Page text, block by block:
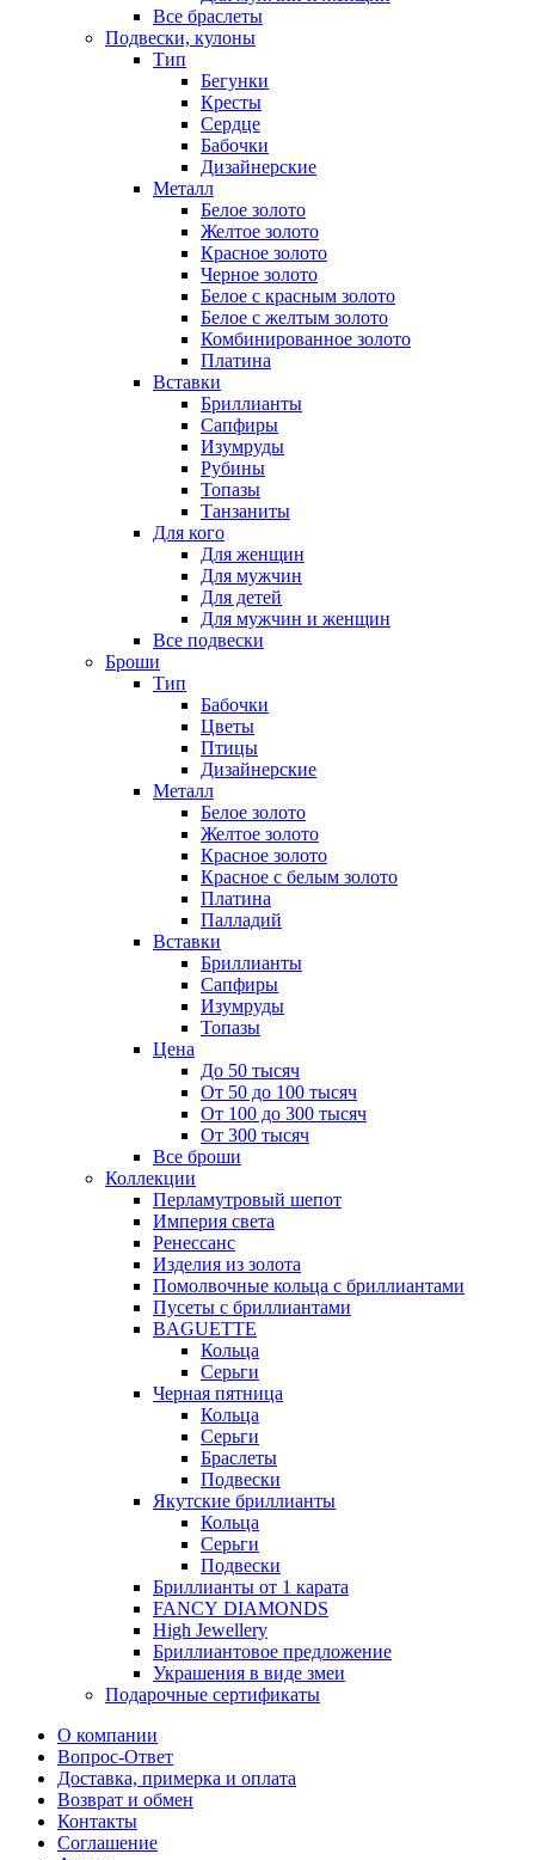
Все браслеты
Подвески, кулоны
Тип
Бегунки
Кресты
Сердце
Бабочки
Дизайнерские
Металл
Белое золото
Желтое золото
Красное золото
Черное золото
Белое с красным золото
Белое с желтым золото
Комбинированное золото
Платина
Вставки
Бриллианты
Сапфиры
Изумруды
Рубины
Топазы
Танзаниты
Для кого
Для женщин
Для мужчин
Для детей
Для мужчин и женщин
Все подвески
Броши
Тип
Бабочки
Цветы
Птицы
Дизайнерские
Металл
Белое золото
Желтое золото
Красное золото
Красное с белым золото
Платина
Палладий
Вставки
Бриллианты
Сапфиры
Изумруды
Топазы
Цена
До 50 тысяч
От 50 до 100 тысяч
От 100 до 300 тысяч
От 300 тысяч
Все броши
Коллекции
Перламутровый шепот
Империя света
Ренессанс
Изделия из золота
Помолвочные кольца с бриллиантами
Пусеты с бриллиантами
BAGUETTE
Кольца
Серьги
Черная пятница
Кольца
Серьги
Браслеты
Подвески
Якутские бриллианты
Кольца
Серьги
Подвески
Бриллианты от 1 карата
FANCY DIAMONDS
High Jewellery
Бриллиантовое предложение
Украшения в виде змеи
Подарочные сертификаты
О компании
Вопрос-Ответ
Доставка, примерка и оплата
Возврат и обмен
Контакты
Соглашение